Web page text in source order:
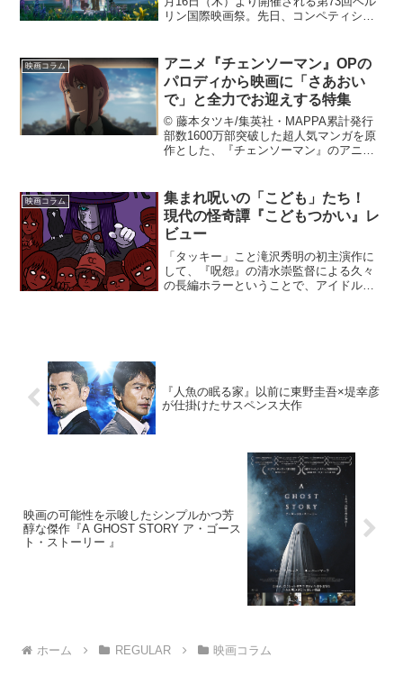
リン国際映画祭。先日、コンペティショ
された。日本のアニメーション作品が同
部門に選出され...
映画コラム
アニメ『チェンソーマン』OPの
パロディから映画に「さあおい
で」と全力でお迎えする特集
© 藤本タツキ/集英社・MAPPA累計発行
部数1600万部突破した超人気マンガを原
作とした、『チェンソーマン』のアニメ
資（だから地上波放送でほとんどCMがな
い）...
映画コラム
集まれ呪いの「こども」たち！
現代の怪奇譚『こどもつかい』レ
ビュー
「タッキー」こと滝沢秀明の初主演作に
して、『呪怨』の清水崇監督による久々
の長編ホラーということで、アイドルフ
『人魚の眠る家』以前に東野圭吾×堤幸彦
が仕掛けたサスペンス大作
映画の可能性を示唆したシンプルかつ芳
醇な傑作『A GHOST STORY ア・ゴース
ト・ストーリー 』
ホーム REGULAR 映画コラム